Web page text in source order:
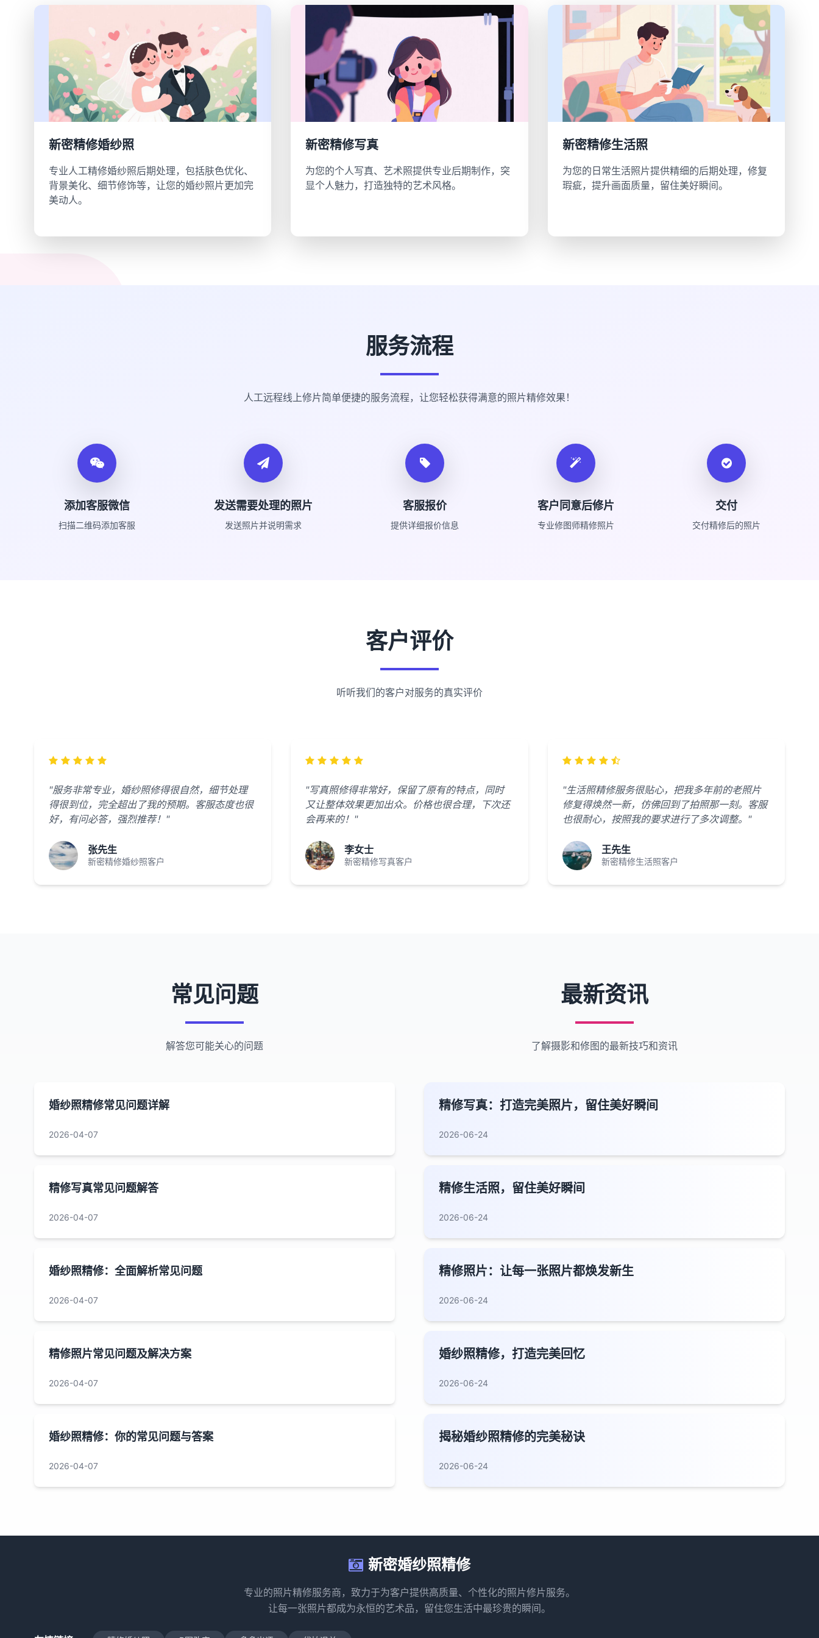
新密精修婚纱照
专业人工精修婚纱照后期处理，包括肤色优化、
背景美化、细节修饰等，让您的婚纱照片更加完
美动人。
新密精修写真
为您的个人写真、艺术照提供专业后期制作，突
显个人魅力，打造独特的艺术风格。
新密精修生活照
为您的日常生活照片提供精细的后期处理，修复
瑕疵，提升画面质量，留住美好瞬间。
服务流程
人工远程线上修片简单便捷的服务流程，让您轻松获得满意的照片精修效果！
添加客服微信
扫描二维码添加客服
发送需要处理的照片
发送照片并说明需求
客服报价
提供详细报价信息
客户同意后修片
专业修图师精修照片
交付
交付精修后的照片
客户评价
听听我们的客户对服务的真实评价
"服务非常专业，婚纱照修得很自然，细节处理
得很到位，完全超出了我的预期。客服态度也很
好，有问必答，强烈推荐！"
张先生
新密精修婚纱照客户
"写真照修得非常好，保留了原有的特点，同时
又让整体效果更加出众。价格也很合理，下次还
会再来的！"
李女士
新密精修写真客户
"生活照精修服务很贴心，把我多年前的老照片
修复得焕然一新，仿佛回到了拍照那一刻。客服
也很耐心，按照我的要求进行了多次调整。"
王先生
新密精修生活照客户
常见问题
解答您可能关心的问题
婚纱照精修常见问题详解
2026-04-07
精修写真常见问题解答
2026-04-07
婚纱照精修：全面解析常见问题
2026-04-07
精修照片常见问题及解决方案
2026-04-07
婚纱照精修：你的常见问题与答案
2026-04-07
最新资讯
了解摄影和修图的最新技巧和资讯
精修写真：打造完美照片，留住美好瞬间
2026-06-24
精修生活照，留住美好瞬间
2026-06-24
精修照片：让每一张照片都焕发新生
2026-06-24
婚纱照精修，打造完美回忆
2026-06-24
揭秘婚纱照精修的完美秘诀
2026-06-24
新密婚纱照精修
专业的照片精修服务商，致力于为客户提供高质量、个性化的照片修片服务。
让每一张照片都成为永恒的艺术品，留住您生活中最珍贵的瞬间。